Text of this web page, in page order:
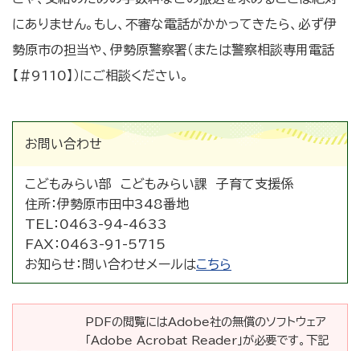
にありません。もし、不審な電話がかかってきたら、必ず伊
勢原市の担当や、伊勢原警察署（または警察相談専用電話
【＃9110】）にご相談ください。
お問い合わせ
こどもみらい部 こどもみらい課 子育て支援係
住所：伊勢原市田中348番地
TEL： 0463-94-4633
FAX： 0463-91-5715
お知らせ： 問い合わせメールはこちら
PDFの閲覧にはAdobe社の無償のソフトウェア
「Adobe Acrobat Reader」が必要です。下記